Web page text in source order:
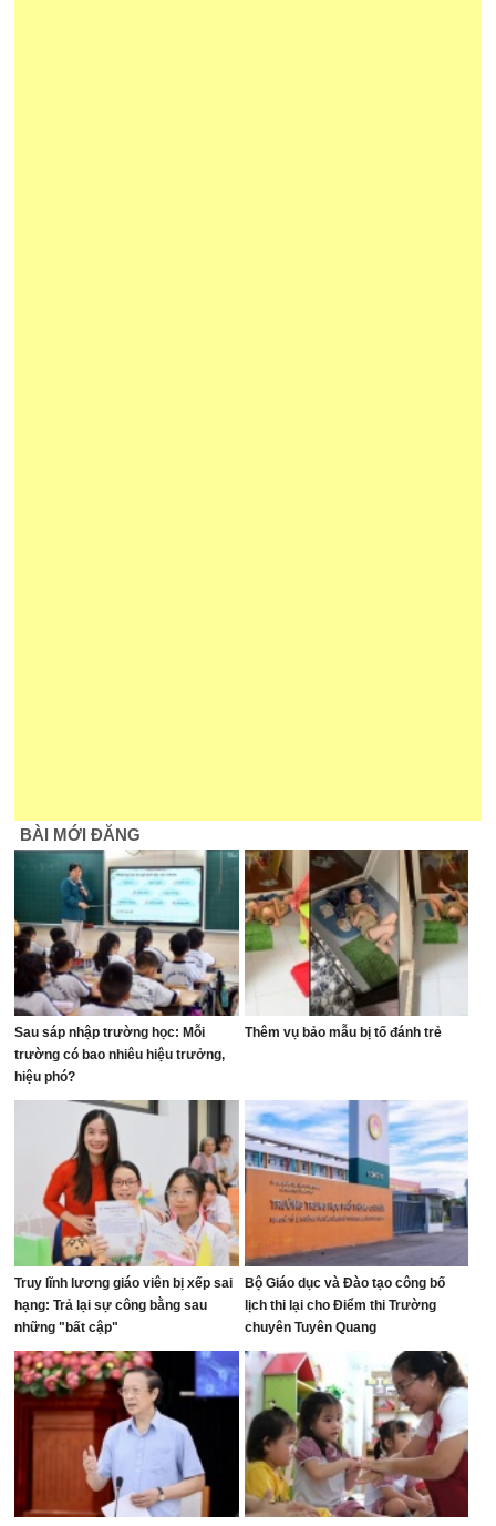
BÀI MỚI ĐĂNG
Sau sáp nhập trường học: Mỗi
trường có bao nhiêu hiệu trưởng,
hiệu phó?
Thêm vụ bảo mẫu bị tố đánh trẻ
Truy lĩnh lương giáo viên bị xếp sai
hạng: Trả lại sự công bằng sau
những "bất cập"
Bộ Giáo dục và Đào tạo công bố
lịch thi lại cho Điểm thi Trường
chuyên Tuyên Quang